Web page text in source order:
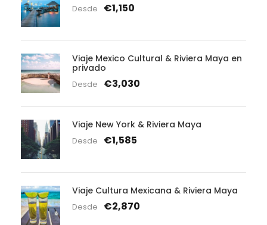
Desde €1,150
Viaje Mexico Cultural & Riviera Maya en
privado
Desde €3,030
Viaje New York & Riviera Maya
Desde €1,585
Viaje Cultura Mexicana & Riviera Maya
Desde €2,870